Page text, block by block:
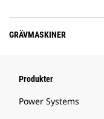
GRÄVMASKINER
Produkter
Power Systems